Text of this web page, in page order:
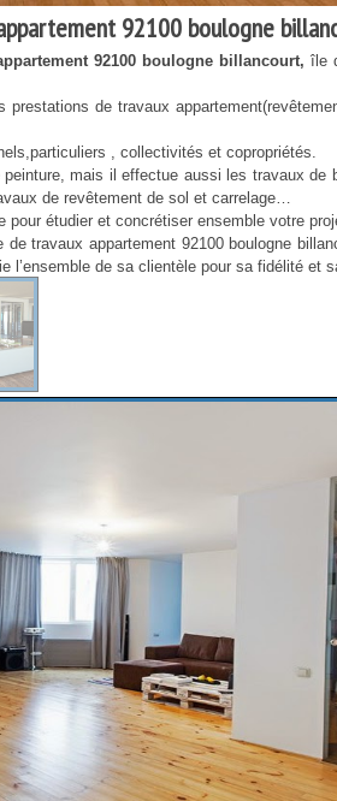
92100 boulogne
92100 boulogne billancourt, île
de travaux
, collectivités et copropriétés.
mais il effectue aussi les travaux de
de revêtement de sol et carrelage…
étudier et concrétiser ensemble votre
travaux appartement 92100 boulogne
l’ensemble de sa clientèle pour sa fidélité et